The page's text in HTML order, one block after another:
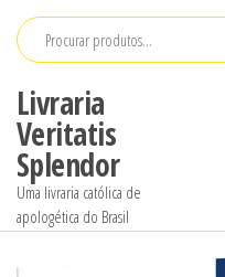
Pular
para
conteúdo
Livraria
Veritatis
Splendor
Uma livraria católica de
apologética do Brasil